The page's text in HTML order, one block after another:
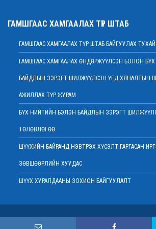
МЭДЭГДЭЛ
2022 оны 01 сарын 20
Ерөнхий шүүгч Д.Ганзориг Европын Холбооноос
Элчин сайдтай хамтын ажиллагааны талаар
2022 оны 01 сарын 19
Үндсэн хуулийн цэцийн гишүүнд нэр дэвшигчийн
2022 оны 01 сарын 19
Улсын дээд шүүхийн дэргэдэх Шүүхийн сургалт,
Дээд шүүхийн нийт шүүгчийн хуралдаан болно
холбогдох хэргийг хянан хэлэлцлээ
ГАМШГААС ХАМГААЛАХ ТҮР ШТАБ
ГАМШГААС ХАМГААЛАХ ТҮР ШТАБ БАЙГУУЛАХ ТУХАЙ
ГАМШГААС ХАМГААЛАХ ӨНДӨРЖҮҮЛСЭН БОЛОН
БАЙДЛЫН ЗЭРЭГТ ШИЛЖҮҮЛСЭН ҮЕД ХЯНАЛТЫН
АЖИЛЛАХ ТҮР ЖУРАМ
БҮХ НИЙТИЙН БЭЛЭН БАЙДЛЫН ЗЭРЭГТ
ТӨЛӨВЛӨГӨӨ
ШҮҮХИЙН БАЙРАНД НЭВТРЭХ ХҮСЭЛТ ГАРГАСАН
ЗӨВШӨӨРЛИЙН ХУУДАС
ШҮҮХ ХУРАЛДААНЫ ЗОХИОН БАЙГУУЛАЛТ